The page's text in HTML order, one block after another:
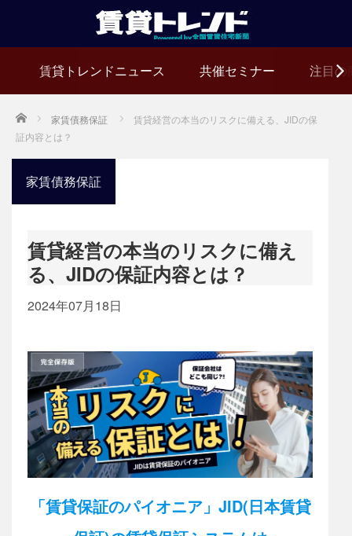
賃貸トレンドニュース 共催セミナー 注目の
Home 家賃債務保証
賃貸経営の本当のリスクに備える、JIDの保
証内容とは？
家賃債務保証
賃貸経営の本当のリスクに備え
る、JIDの保証内容とは？
2024年07月18日
「賃貸保証のパイオニア」JID(日本賃貸